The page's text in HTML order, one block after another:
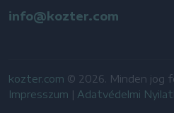
info@kozter.com
kozter.com © 2026. Minden jog
Impresszum | Adatvédelmi